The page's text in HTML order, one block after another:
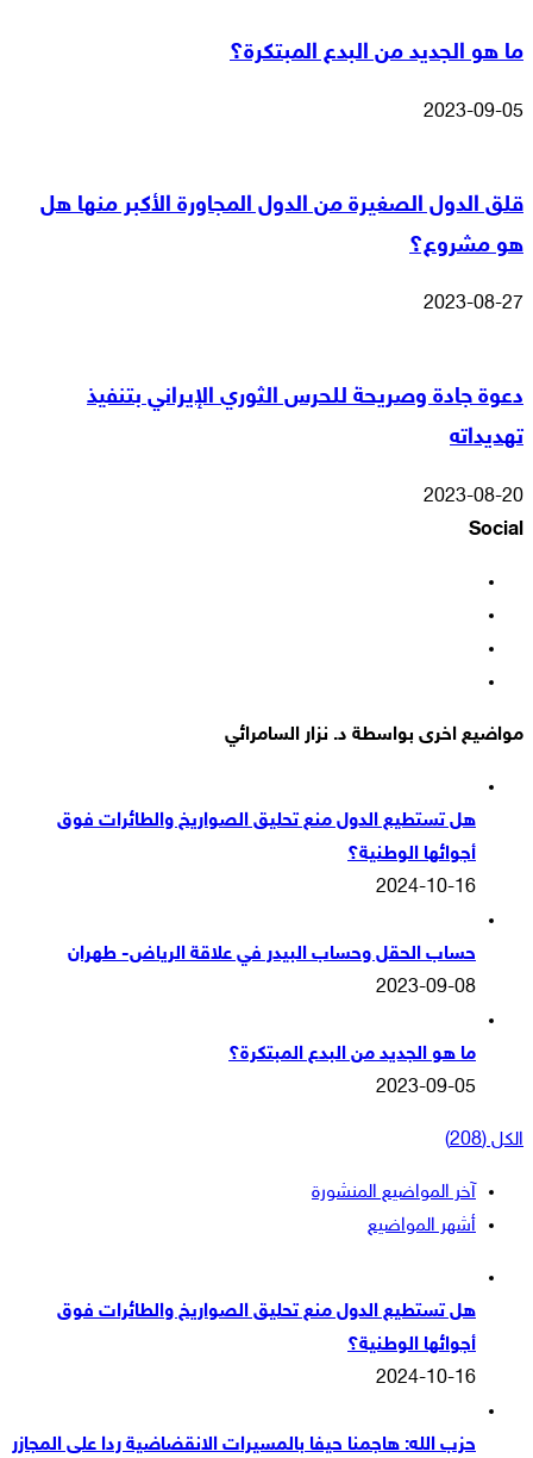
ما هو الجديد من البدع المبتكرة؟
2023-09-05
قلق الدول الصغيرة من الدول المجاورة الأكبر منها هل
هو مشروع؟
2023-08-27
دعوة جادة وصريحة للحرس الثوري الإيراني بتنفيذ
تهديداته
2023-08-20
Social
مواضيع اخرى بواسطة د. نزار السامرائي
هل تستطيع الدول منع تحليق الصواريخ والطائرات فوق
أجوائها الوطنية؟
2024-10-16
حساب الحقل وحساب البيدر في علاقة الرياض- طهران
2023-09-08
ما هو الجديد من البدع المبتكرة؟
2023-09-05
الكل (208)
آخر المواضيع المنشورة
أشهر المواضيع
هل تستطيع الدول منع تحليق الصواريخ والطائرات فوق
أجوائها الوطنية؟
2024-10-16
حزب الله: هاجمنا حيفا بالمسيرات الانقضاضية ردا على المجازر